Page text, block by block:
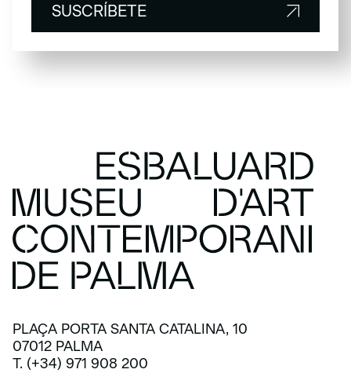
SUSCRÍBETE
SUSCRÍBETE
PLAÇA PORTA SANTA CATALINA, 10
07012 PALMA
T. (+34) 971 908 200